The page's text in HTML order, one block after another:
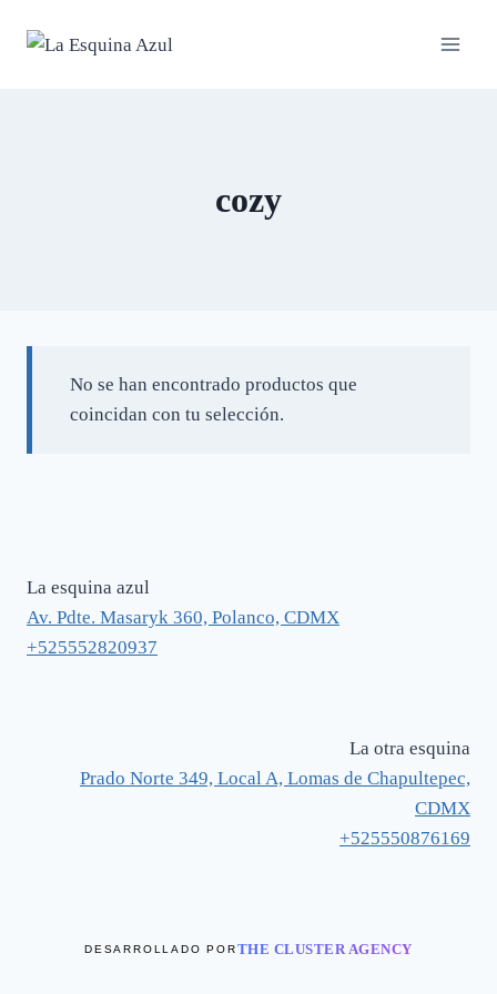
cozy
No se han encontrado productos que
coincidan con tu selección.
La esquina azul
Av. Pdte. Masaryk 360, Polanco, CDMX
+525552820937
La otra esquina
Prado Norte 349, Local A, Lomas de Chapultepec,
CDMX
+525550876169
DESARROLLADO PORTHE CLUSTER AGENCY